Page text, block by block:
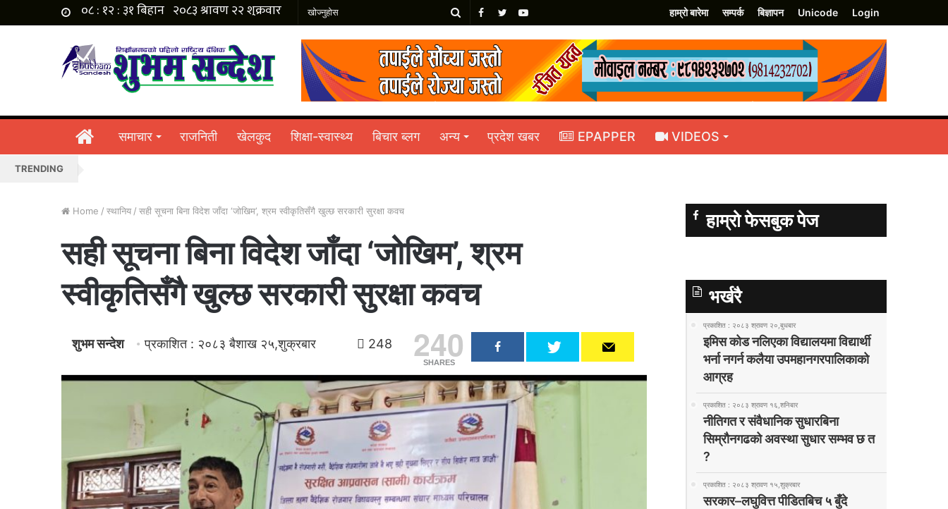
खोज्नुहोसFacebook
Twitter हाम्रो बारेमा सम्पर्क बिज्ञापन Unicode Login
होमपेजसमाचार राजनिती खेलकुद शिक्षा-स्वास्थ्य बिचार ब्लग अन्य प्रदेश खबर EPAPPER VIDEOS
TRENDING
Home / स्थानिय / सही सूचना बिना विदेश जाँदा ‘जोखिम’, श्रम स्वीकृतिसँगै खुल्छ सरकारी सुरक्षा कवच
सही सूचना बिना विदेश जाँदा ‘जोखिम’, श्रम
स्वीकृतिसँगै खुल्छ सरकारी सुरक्षा कवच
शुभम सन्देश प्रकाशित : २०८३ बैशाख २५,शुक्रबार 248 240
SHARES
हाम्रो फेसबुक पेज
भर्खरै
प्रकाशित : २०८३ श्रावण २०,बुधबार
इमिस कोड नलिएका विद्यालयमा विद्यार्थी
भर्ना नगर्न कलैया उपमहानगरपालिकाको
आग्रह
प्रकाशित : २०८३ श्रावण १६,शनिबार
नीतिगत र संवैधानिक सुधारबिना
सिम्रौनगढको अवस्था सुधार सम्भव छ त
?
प्रकाशित : २०८३ श्रावण १५,शुक्रबार
सरकार–लघुवित्त पीडितबिच ५ बुँदे